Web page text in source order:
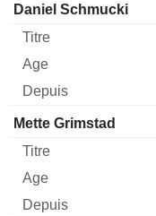
Daniel Schmucki
Mette Grimstad